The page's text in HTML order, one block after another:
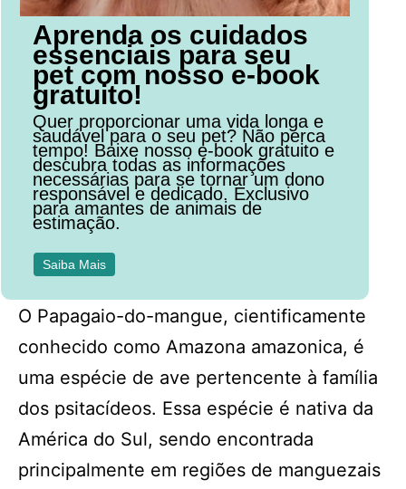
Aprenda os cuidados
essenciais para seu
pet com nosso e-book
gratuito!
Quer proporcionar uma vida longa e
saudável para o seu pet? Não perca
tempo! Baixe nosso e-book gratuito e
descubra todas as informações
necessárias para se tornar um dono
responsável e dedicado. Exclusivo
para amantes de animais de
estimação.
Saiba Mais
O Papagaio-do-mangue, cientificamente
conhecido como Amazona amazonica, é
uma espécie de ave pertencente à família
dos psitacídeos. Essa espécie é nativa da
América do Sul, sendo encontrada
principalmente em regiões de manguezais